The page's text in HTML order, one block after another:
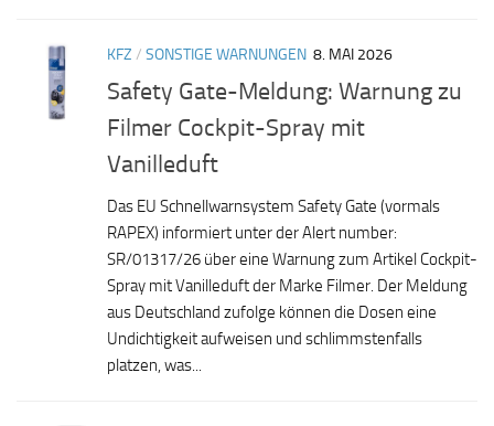
KFZ / SONSTIGE WARNUNGEN 8. MAI 2026
Safety Gate-Meldung: Warnung zu
Filmer Cockpit-Spray mit
Vanilleduft
Das EU Schnellwarnsystem Safety Gate (vormals
RAPEX) informiert unter der Alert number:
SR/01317/26 über eine Warnung zum Artikel Cockpit-
Spray mit Vanilleduft der Marke Filmer. Der Meldung
aus Deutschland zufolge können die Dosen eine
Undichtigkeit aufweisen und schlimmstenfalls
platzen, was...